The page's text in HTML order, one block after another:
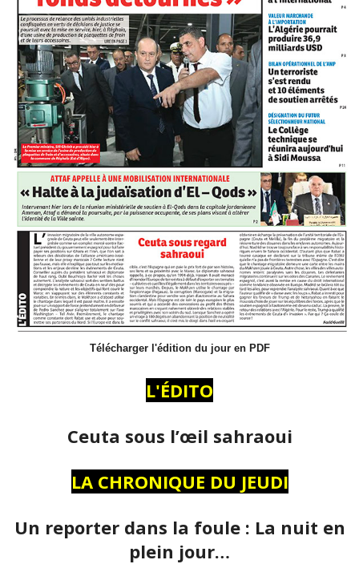
Télécharger l'édition du jour en PDF
L'ÉDITO
Ceuta sous l’œil sahraoui
LA CHRONIQUE DU JEUDI
Un reporter dans la foule : La nuit en
plein jour…